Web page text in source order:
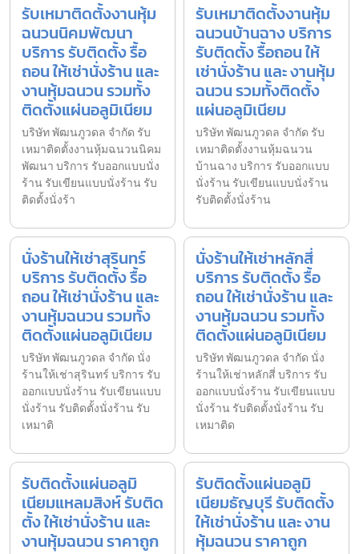
รับเหมาติดตั้งงานหุ้ม
ฉนวนนิคมพัฒนา
บริการ รับติดตั้ง รื้อ
ถอน ให้เช่านั่งร้าน และ
งานหุ้มฉนวน รวมทั้ง
ติดตั้งแผ่นอลูมิเนียม
บริษัท พัฒนภูวดล จำกัด รับ
เหมาติดตั้งงานหุ้มฉนวนนิคม
พัฒนา บริการ รับออกแบบนั่ง
ร้าน รับเขียนแบบนั่งร้าน รับ
ติดตั้งนั่งร้า
รับเหมาติดตั้งงานหุ้ม
ฉนวนบ้านฉาง บริการ
รับติดตั้ง รื้อถอน ให้
เช่านั่งร้าน และ งานหุ้ม
ฉนวน รวมทั้งติดตั้ง
แผ่นอลูมิเนียม
บริษัท พัฒนภูวดล จำกัด รับ
เหมาติดตั้งงานหุ้มฉนวน
บ้านฉาง บริการ รับออกแบบ
นั่งร้าน รับเขียนแบบนั่งร้าน
รับติดตั้งนั่งร้าน
นั่งร้านให้เช่าสุรินทร์
บริการ รับติดตั้ง รื้อ
ถอน ให้เช่านั่งร้าน และ
งานหุ้มฉนวน รวมทั้ง
ติดตั้งแผ่นอลูมิเนียม
บริษัท พัฒนภูวดล จำกัด นั่ง
ร้านให้เช่าสุรินทร์ บริการ รับ
ออกแบบนั่งร้าน รับเขียนแบบ
นั่งร้าน รับติดตั้งนั่งร้าน รับ
เหมาติ
นั่งร้านให้เช่าหลักสี่
บริการ รับติดตั้ง รื้อ
ถอน ให้เช่านั่งร้าน และ
งานหุ้มฉนวน รวมทั้ง
ติดตั้งแผ่นอลูมิเนียม
บริษัท พัฒนภูวดล จำกัด นั่ง
ร้านให้เช่าหลักสี่ บริการ รับ
ออกแบบนั่งร้าน รับเขียนแบบ
นั่งร้าน รับติดตั้งนั่งร้าน รับ
เหมาติด
รับติดตั้งแผ่นอลูมิ
เนียมแหลมสิงห์ รับติด
ตั้ง ให้เช่านั่งร้าน และ
งานหุ้มฉนวน ราคาถูก
รับติดตั้งแผ่นอลูมิ
เนียมธัญบุรี รับติดตั้ง
ให้เช่านั่งร้าน และ งาน
หุ้มฉนวน ราคาถูก